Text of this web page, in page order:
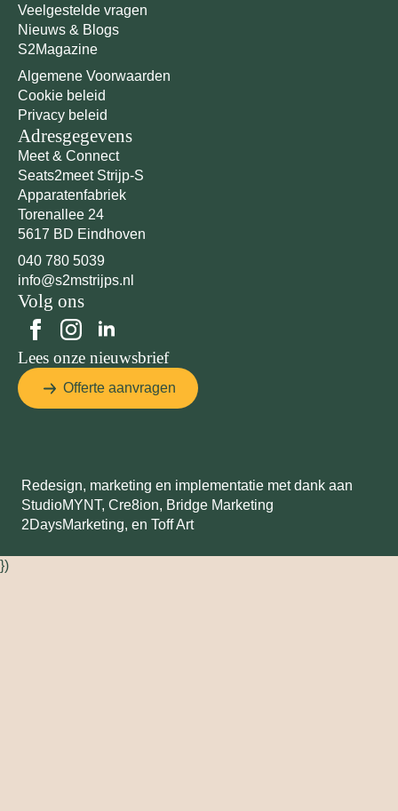
Veelgestelde vragen
Nieuws & Blogs
S2Magazine
Algemene Voorwaarden
Cookie beleid
Privacy beleid
Adresgegevens
Meet & Connect
Seats2meet Strijp-S
Apparatenfabriek
Torenallee 24
5617 BD Eindhoven
040 780 5039
info@s2mstrijps.nl
Volg ons
Lees onze nieuwsbrief
Offerte aanvragen
Redesign, marketing en implementatie met dank aan
StudioMYNT, Cre8ion, Bridge Marketing
2DaysMarketing, en Toff Art
})